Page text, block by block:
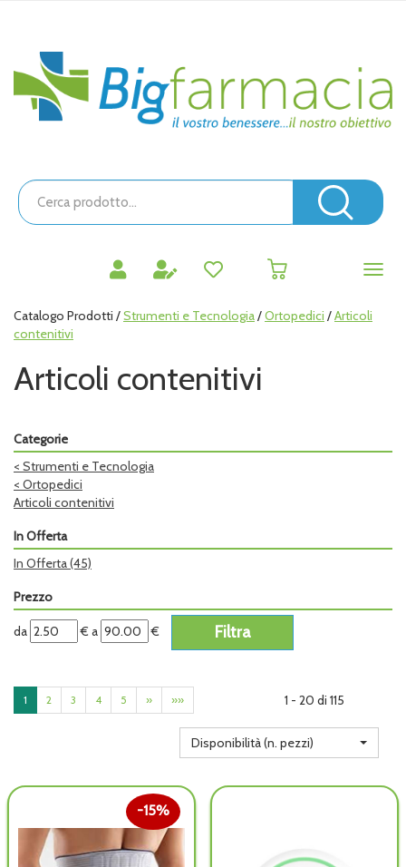
principaleBigfarmacia
Cerca
Prodotto
Catalogo Prodotti /Strumenti e Tecnologia/Ortopedici /Articoli
contenitivi
Articoli contenitivi
Categorie
< Strumenti e Tecnologia
< Ortopedici
Articoli contenitivi
In Offerta
In Offerta(45)
Prezzo
filtra
da
da €
filtra
a
a €
1 2 3 4 5 » »» 1 - 20 di 115
Disponibilità (n. pezzi)
15%